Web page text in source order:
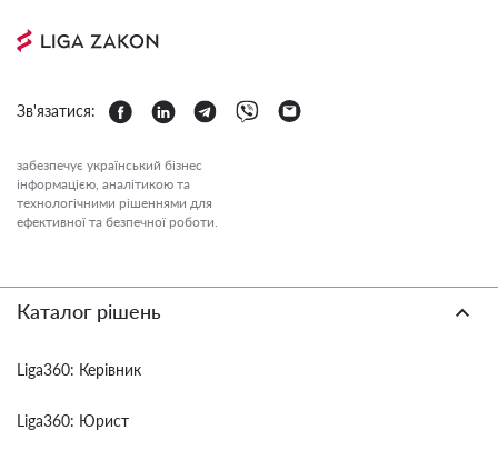
Зв'язатися:
забезпечує український бізнес
інформацією, аналітикою та
технологічними рішеннями для
ефективної та безпечної роботи.
Каталог рішень
Liga360: Керівник
Liga360: Юрист